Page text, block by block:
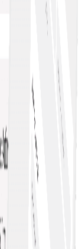
מייעל תהליכי
אפשרו מספר